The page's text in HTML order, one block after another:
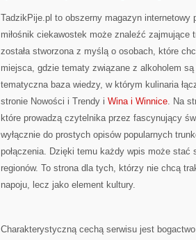
TadzikPije.pl to obszerny magazyn
miłośnik ciekawostek może znaleźć
została stworzona z myślą o osobach, które
miejsca, gdzie tematy związane z alkoholem
tematyczna baza wiedzy, w którym kulinaria
stronie Nowości i Trendy i Wina i Winnice. Na
które prowadzą czytelnika przez fascynujący
wyłącznie do prostych opisów popularnych
połączenia. Dzięki temu każdy wpis może stać
regionów. To strona dla tych, którzy nie chcą
napoju, lecz jako element kultury.
Charakterystyczną cechą serwisu jest